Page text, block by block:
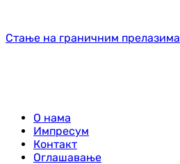
Стање на граничним прелазима
О нама
Импресум
Контакт
Оглашавање